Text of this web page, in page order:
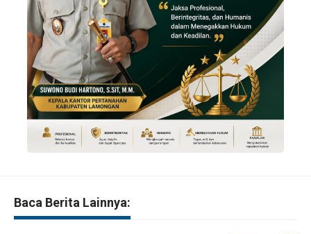
Baca Berita Lainnya: